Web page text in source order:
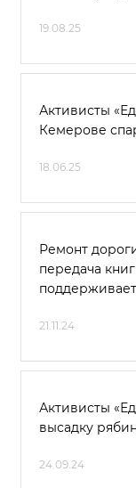
19.08.25
Активисты
Кемерове
18.06.25
Ремонт
передача
21.11.24
Активисты
высадку
24.09.24